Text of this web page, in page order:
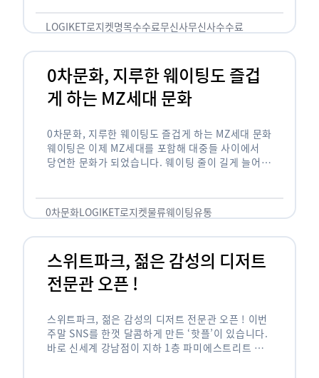
LOGIKET로지켓명목수수료무신사무신사수수료
0차문화, 지루한 웨이팅도 즐겁
게 하는 MZ세대 문화
0차문화, 지루한 웨이팅도 즐겁게 하는 MZ세대 문화
웨이팅은 이제 MZ세대를 포함해 대중들 사이에서
당연한 문화가 되었습니다. 웨이팅 줄이 길게 늘어서
0차문화LOGIKET로지켓물류웨이팅유통
스위트파크, 젊은 감성의 디저트
전문관 오픈 !
스위트파크, 젊은 감성의 디저트 전문관 오픈 ! 이번
주말 SNS를 한껏 달콤하게 만든 ‘핫플’이 있습니다.
바로 신세계 강남점이 지하 1층 파미에스트리트 분